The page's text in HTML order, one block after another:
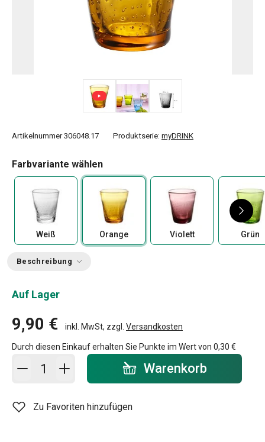
Artikelnummer 306048.17 Produktserie: myDRINK
Farbvariante wählen
Weiß Orange Violett Grün
Beschreibung
Auf Lager
9,90 € inkl. MwSt, zzgl. Versandkosten
Durch diesen Einkauf erhalten Sie Punkte im Wert von 0,30 €
In den Warenkorb - Menge Warenkorb
Zu Favoriten hinzufügen